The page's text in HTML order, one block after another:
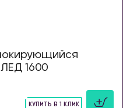
1600
КУПИТЬ В 1 КЛИК